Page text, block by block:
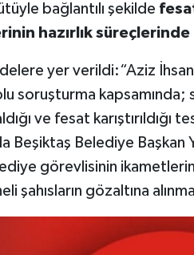
bağlantılı şekilde
hazırlık süreçlerinde
yer verildi:“Aziz
soruşturma kapsamında;
ve fesat karıştırıldığı
Beşiktaş Belediye Başkan
görevlisinin
şahısların gözaltına